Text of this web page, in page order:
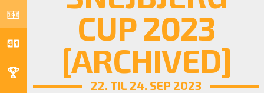
CUP 2023
[ARCHIVED]
22. TIL 24. SEP 2023